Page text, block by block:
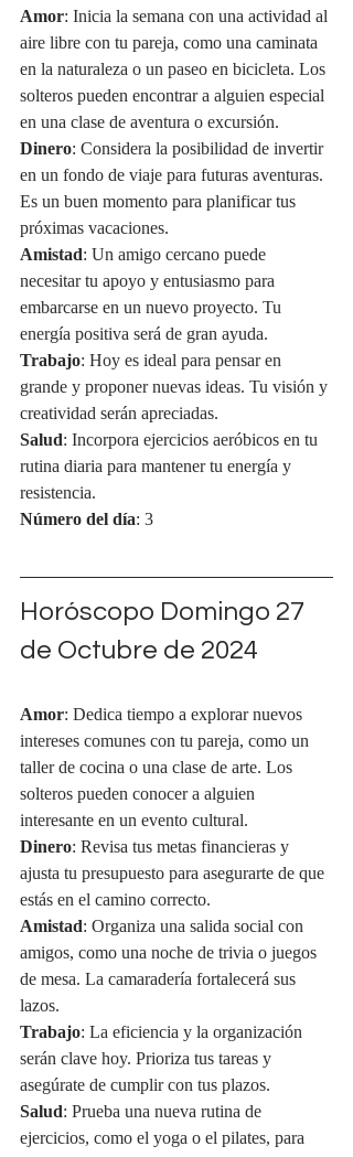
Amor: Inicia la semana con una actividad al
aire libre con tu pareja, como una caminata
en la naturaleza o un paseo en bicicleta. Los
solteros pueden encontrar a alguien especial
en una clase de aventura o excursión.
Dinero: Considera la posibilidad de invertir
en un fondo de viaje para futuras aventuras.
Es un buen momento para planificar tus
próximas vacaciones.
Amistad: Un amigo cercano puede
necesitar tu apoyo y entusiasmo para
embarcarse en un nuevo proyecto. Tu
energía positiva será de gran ayuda.
Trabajo: Hoy es ideal para pensar en
grande y proponer nuevas ideas. Tu visión y
creatividad serán apreciadas.
Salud: Incorpora ejercicios aeróbicos en tu
rutina diaria para mantener tu energía y
resistencia.
Número del día: 3
Horóscopo Domingo 27
de Octubre de 2024
Amor: Dedica tiempo a explorar nuevos
intereses comunes con tu pareja, como un
taller de cocina o una clase de arte. Los
solteros pueden conocer a alguien
interesante en un evento cultural.
Dinero: Revisa tus metas financieras y
ajusta tu presupuesto para asegurarte de que
estás en el camino correcto.
Amistad: Organiza una salida social con
amigos, como una noche de trivia o juegos
de mesa. La camaradería fortalecerá sus
lazos.
Trabajo: La eficiencia y la organización
serán clave hoy. Prioriza tus tareas y
asegúrate de cumplir con tus plazos.
Salud: Prueba una nueva rutina de
ejercicios, como el yoga o el pilates, para